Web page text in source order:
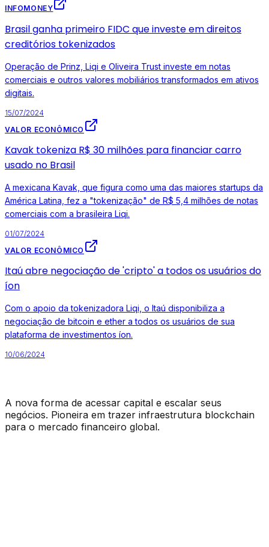
INFOMONEY
Brasil ganha primeiro FIDC que investe em direitos
creditórios tokenizados
Operação de Prinz, Liqi e Oliveira Trust investe em notas
comerciais e outros valores mobiliários transformados em ativos
digitais.
15/07/2024
VALOR ECONÔMICO
Kavak tokeniza R$ 30 milhões para financiar carro
usado no Brasil
A mexicana Kavak, que figura como uma das maiores startups da
América Latina, fez a "tokenização" de R$ 5,4 milhões de notas
comerciais com a brasileira Liqi.
01/07/2024
VALOR ECONÔMICO
Itaú abre negociação de 'cripto' a todos os usuários do
íon
Com o apoio da tokenizadora Liqi, o Itaú disponibiliza a
negociação de bitcoin e ether a todos os usuários de sua
plataforma de investimentos íon.
10/06/2024
A nova forma de acessar capital e escalar seus
negócios. Pioneira em trazer infraestrutura blockchain
para o mercado financeiro global.